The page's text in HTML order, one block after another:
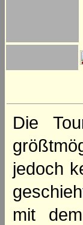
Die
jedoch
mit